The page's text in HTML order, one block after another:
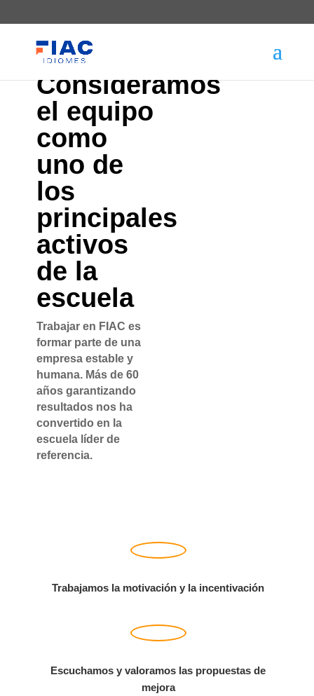
Consideramos
el equipo
como
uno de
los
principales
activos
de la
escuela
Trabajar en FIAC es
formar parte de una
empresa estable y
humana. Más de 60
años garantizando
resultados nos ha
convertido en la
escuela líder de
referencia.
Trabajamos la motivación y la incentivación
Escuchamos y valoramos las propuestas de
mejora